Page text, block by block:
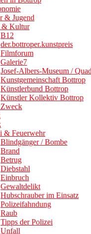
& Jugend
& Kultur
B12
der.bottroper.kunstpreis
Filmforum
Galerie7
Josef-Albers-Museum /
Kunstgemeinschaft Bottrop
Künstlerbund Bottrop
Künstler Kollektiv Bottrop
& Feuerwehr
Blindgänger / Bombe
Brand
Betrug
Diebstahl
Einbruch
Gewaltdelikt
Hubschrauber im Einsatz
Polizeifahndung
Raub
Tipps der Polizei
Unfall